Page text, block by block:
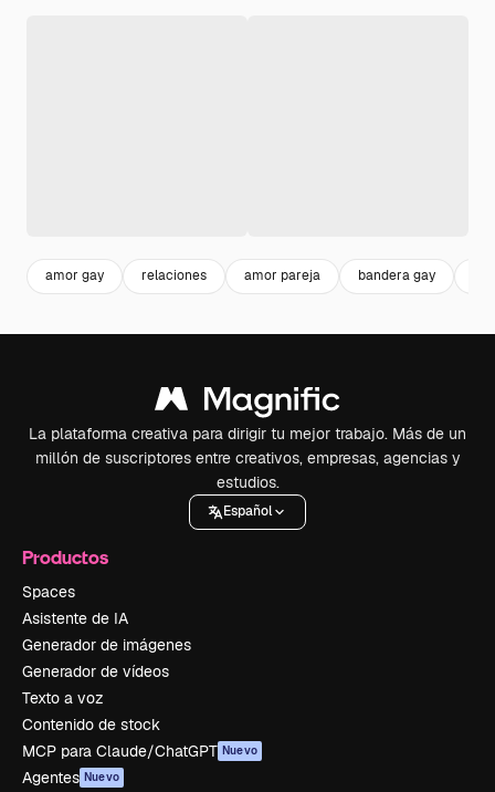
amor gay relaciones amor pareja bandera gay
La plataforma creativa para dirigir tu mejor trabajo. Más de un
millón de suscriptores entre creativos, empresas, agencias y
estudios.
Español
Productos
Spaces
Asistente de IA
Generador de imágenes
Generador de vídeos
Texto a voz
Contenido de stock
MCP para Claude/ChatGPT Nuevo
Agentes Nuevo